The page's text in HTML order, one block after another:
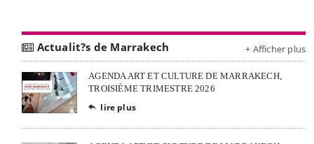
Actualit?s de Marrakech + Afficher plus
AGENDA ART ET CULTURE DE MARRAKECH,
TROISIÈME TRIMESTRE 2026
 lire plus